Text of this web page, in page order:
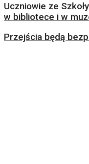
Uczniowie ze
w bibliotece i w
Przejścia będą